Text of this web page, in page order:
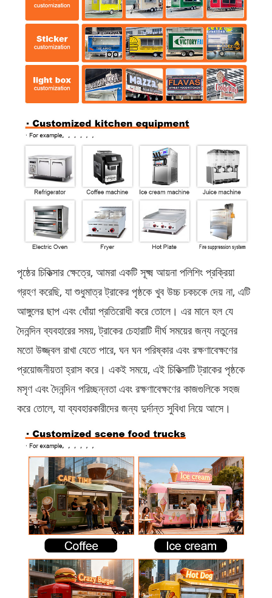
পৃষ্ঠের চিকিত্সার ক্ষেত্রে, আমরা একটি সূক্ষ্ম আয়না পলিশিং প্রক্রিয়া
গ্রহণ করেছি, যা শুধুমাত্র ট্রাকের পৃষ্ঠকে খুব উচ্চ চকচকে দেয় না, এটি
আঙ্গুলের ছাপ এবং ধোঁয়া প্রতিরোধী করে তোলে। এর মানে হল যে
দৈনন্দিন ব্যবহারের সময়, ট্রাকের চেহারাটি দীর্ঘ সময়ের জন্য নতুনের
মতো উজ্জ্বল রাখা যেতে পারে, ঘন ঘন পরিষ্কার এবং রক্ষণাবেক্ষণের
প্রয়োজনীয়তা হ্রাস করে। একই সময়ে, এই চিকিত্সাটি ট্রাকের পৃষ্ঠকে
মসৃণ এবং দৈনন্দিন পরিচ্ছন্নতা এবং রক্ষণাবেক্ষণের কাজগুলিকে সহজ
করে তোলে, যা ব্যবহারকারীদের জন্য দুর্দান্ত সুবিধা নিয়ে আসে।